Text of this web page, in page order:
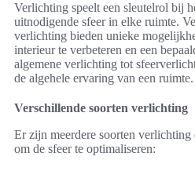
Verlichting speelt een sleutelrol bij
uitnodigende sfeer in elke ruimte.
verlichting bieden unieke
interieur te verbeteren en een
algemene verlichting tot
de algehele ervaring van een ruimte.
Verschillende soorten verlichting
Er zijn meerdere soorten
om de sfeer te optimaliseren: